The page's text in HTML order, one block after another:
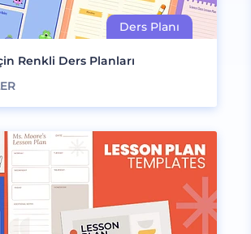
Renkli Ders Planları